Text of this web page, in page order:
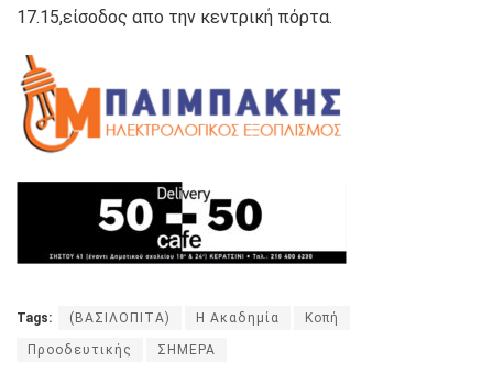
17.15,είσοδος απο την κεντρική πόρτα.
Tags: (ΒΑΣΙΛΟΠΙΤΑ) Η Ακαδημία Κοπή
Προοδευτικής ΣΗΜΕΡΑ